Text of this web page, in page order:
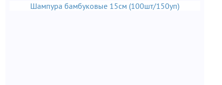
Шампура бамбуковые 15см (100шт/150уп)